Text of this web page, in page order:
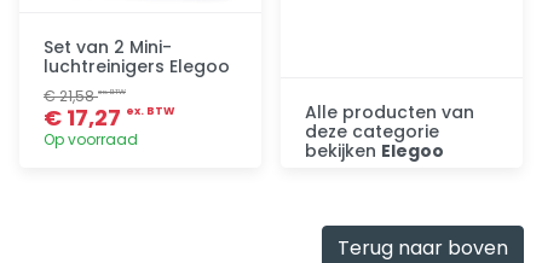
Set van 2 Mini-
luchtreinigers Elegoo
€ 21,58ex. BTW
€ 17,27 ex. BTW
Op voorraad
Alle producten van
deze categorie
bekijken Elegoo
Terug naar boven